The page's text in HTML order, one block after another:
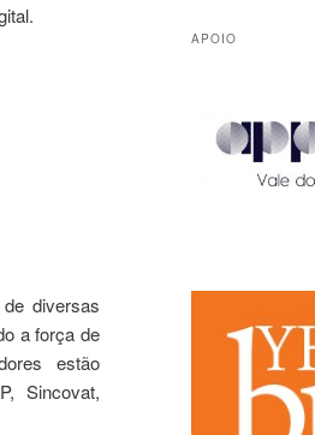
diversas
a força de
estão
Sincovat,
APOIO